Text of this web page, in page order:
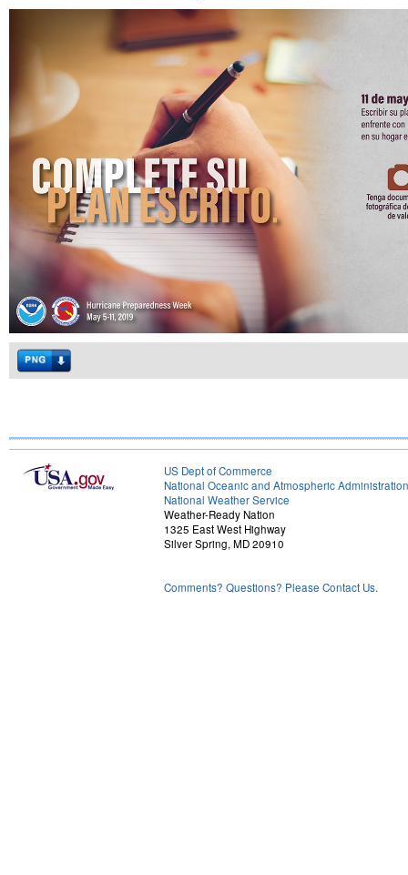
US Dept of Commerce
National Oceanic and Atmospheric Administration
National Weather Service
Weather-Ready Nation
1325 East West Highway
Silver Spring, MD 20910
Comments? Questions? Please Contact Us.